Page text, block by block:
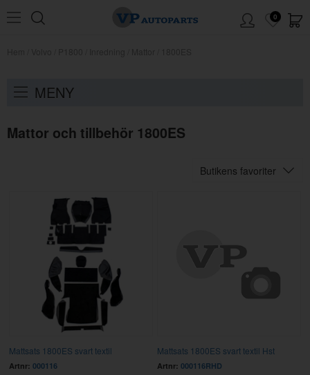
0
MENY
Mattor och tillbehör 1800ES
Butikens favoriter
Mattsats 1800ES svart textil
Artnr: 000116
Mattsats 1800ES svart textil Hst
Artnr: 000116RHD